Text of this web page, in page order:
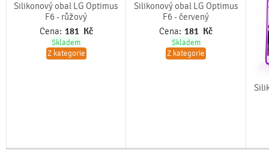
Silikonový obal LG Optimus
F6 - růžový
Cena: 181 Kč
Skladem
Z kategorie
Silikonový obal LG Optimus
F6 - červený
Cena: 181 Kč
Skladem
Z kategorie